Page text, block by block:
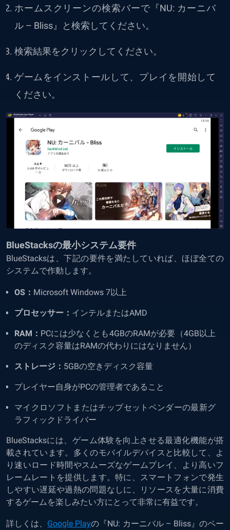
ホームスクリーンの検索バーで『NU: カーニバ
ル – Bliss』と検索してください。
検索結果をクリックしてください。
ゲームをインストールして、プレイを開始して
ください。
BlueStacksの最小システム要件
BlueStacksは、下記の要件を満たしていれば、ほぼ全ての
システムで作動します。
OS： Microsoft Windows 7以上
プロセッサー： インテルまたはAMD
RAM： PCには少なくとも4GBのRAMが必要（4GB以上
のディスク容量はRAMの代わりにはなりません）
ストレージ： 5GBの空きディスク容量
プレイヤー自身がPCの管理者であること
マイクロソフトまたはチップセットベンダーの最新グ
ラフィックドライバー
BlueStacksには、ゲーム体験を向上させる最適化機能が搭
載されています。多くのモバイルデバイスと比較して、よ
り速いロード時間やスムーズなゲームプレイ、より高いフ
レームレートを提供します。特に、スマートフォンで発生
しやすい遅延や過熱の問題なしに、リソースを大量に消費
するゲームを楽しみたい方にとって非常に有益です。
詳しくは、 Google Playの『NU: カーニバル – Bliss』のペー